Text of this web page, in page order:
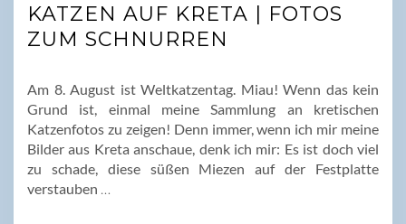
KATZEN AUF KRETA | FOTOS
ZUM SCHNURREN
Am 8. August ist Weltkatzentag. Miau! Wenn das kein
Grund ist, einmal meine Sammlung an kretischen
Katzenfotos zu zeigen! Denn immer, wenn ich mir meine
Bilder aus Kreta anschaue, denk ich mir: Es ist doch viel
zu schade, diese süßen Miezen auf der Festplatte
verstauben